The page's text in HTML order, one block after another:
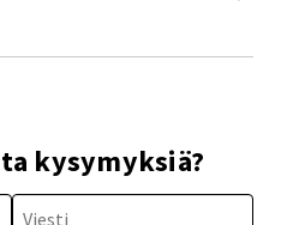
kysymyksiä?